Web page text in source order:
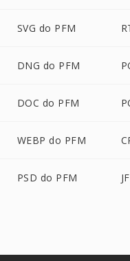
SVG do PFM
DNG do PFM
DOC do PFM
WEBP do PFM
PSD do PFM